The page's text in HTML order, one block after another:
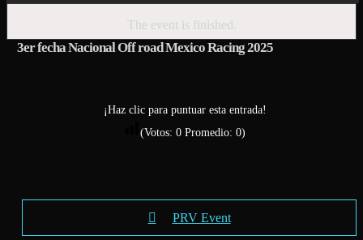
The event is finished.
3er fecha Nacional Off road Mexico Racing 2025
¡Haz clic para puntuar esta entrada!
(Votos: 0 Promedio: 0)
PRV Event